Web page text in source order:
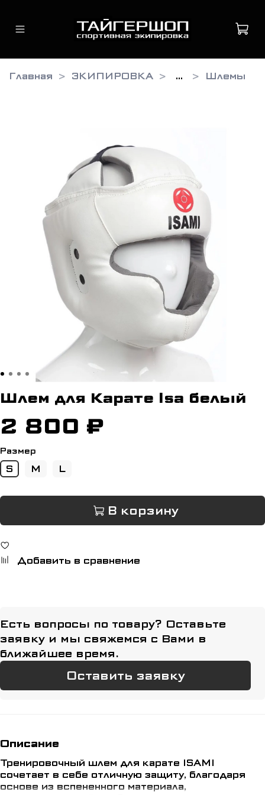
Главная ЭКИПИРОВКА ... Шлемы
Шлем для Карате Isa белый
2 800 ₽
Размер
S M L
В корзину
Добавить в сравнение
Есть вопросы по товару? Оставьте
заявку и мы свяжемся с Вами в
ближайшее время.
Оставить заявку
Описание
Тренировочный шлем для карате ISAMI
сочетает в себе отличную защиту, благодаря
основе из вспененного материала,